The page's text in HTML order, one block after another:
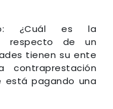
¿Cuál es la
respecto de un
tienen su ente
contraprestación
está pagando una